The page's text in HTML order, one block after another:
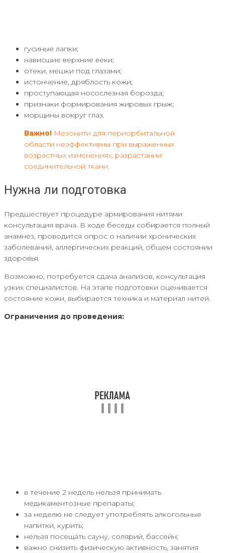
гусиные лапки;
нависшие верхние веки;
отеки, мешки под глазами;
истончение, дряблость кожи;
проступающая носослезная борозда;
признаки формирования жировых грыж;
морщины вокруг глаз.
Важно! Мезонити для периорбитальной
области неэффективны при выраженных
возрастных изменениях, разрастании
соединительной ткани.
Нужна ли подготовка
Предшествует процедуре армирования нитями
консультация врача. В ходе беседы собирается полный
анамнез, проводится опрос о наличии хронических
заболеваний, аллергических реакций, общем состоянии
здоровья.
Возможно, потребуется сдача анализов, консультация
узких специалистов. На этапе подготовки оценивается
состояние кожи, выбирается техника и материал нитей.
Ограничения до проведения:
в течение 2 недель нельзя принимать
медикаментозные препараты;
за неделю не следует употреблять алкогольные
напитки, курить;
нельзя посещать сауну, солярий, бассейн;
важно снизить физическую активность, занятия